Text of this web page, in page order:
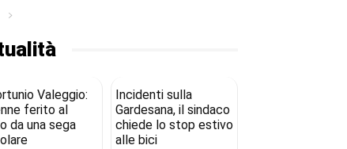
Valeggio:
ferito al
da una sega
Incidenti sulla
Gardesana, il sindaco
chiede lo stop estivo
alle bici